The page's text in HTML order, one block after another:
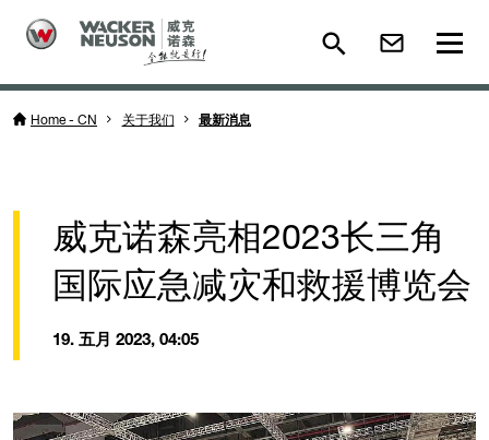
Home - CN 关于我们 最新消息
威克诺森亮相2023长三角
国际应急减灾和救援博览会
19. 五月 2023, 04:05